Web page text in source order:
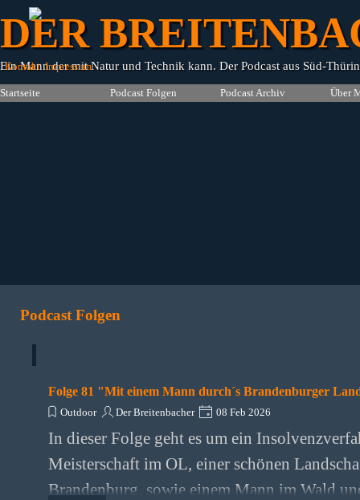
Direkt zum Seiteninhalt
DER
Ein Mann der mit Natur und Technik kann. Der Podcast aus Süd-
Startseite Podcast Folgen Podcast Archiv ▼
Über
Kontakt Impressum
Podcast Folgen
Folge 81 "Mit einem Mann durch´s Brandenburger
Outdoor Der Breitenbacher 08 Feb 2026
In dieser Folge geht es um ein
Meisterschaft im OL, einer schönen
Brandenburg, sowie einem Mann im Wald